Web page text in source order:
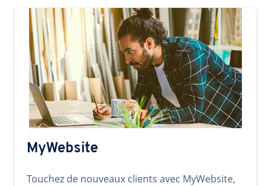
MyWebsite
Touchez de nouveaux clients avec MyWebsite,